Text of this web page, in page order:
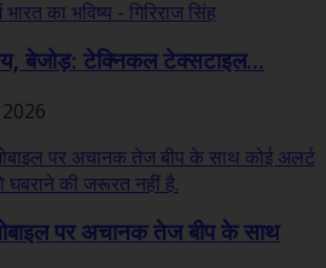
बेजोड़: टेक्निकल टेक्सटाइल...
पर अचानक तेज बीप के साथ